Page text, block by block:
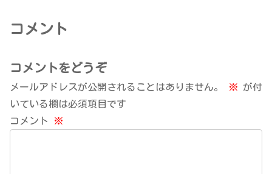
コメント
コメントをどうぞ
メールアドレスが公開されることはありません。 ※ が付
いている欄は必須項目です
コメント
※